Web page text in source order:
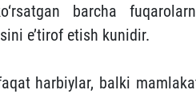
barcha
e’tirof etish kunidir.
harbiylar, balki